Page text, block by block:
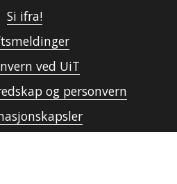
Si ifra!
ved UiT
og personvern